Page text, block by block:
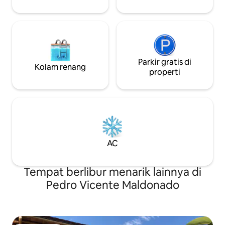
Kolam renang
Parkir gratis di
properti
AC
Tempat berlibur menarik lainnya di
Pedro Vicente Maldonado